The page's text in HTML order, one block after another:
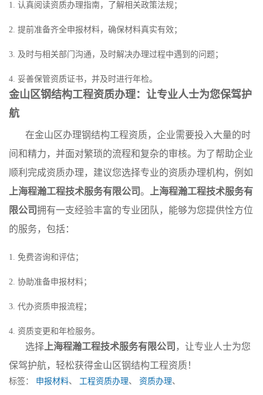
1. 认真阅读资质办理指南，了解相关政策法规；
2. 提前准备齐全申报材料，确保材料真实有效；
3. 及时与相关部门沟通，及时解决办理过程中遇到的问题；
4. 妥善保管资质证书，并及时进行年检。
金山区钢结构工程资质办理：让专业人士为您保驾护
航
在金山区办理钢结构工程资质，企业需要投入大量的时
间和精力，并面对繁琐的流程和复杂的审核。为了帮助企业
顺利完成资质办理，建议您选择专业的资质办理机构，例如
上海程瀚工程技术服务有限公司。
上海程瀚工程技术服务有
限公司拥有一支经验丰富的专业团队，能够为您提供恮方位
的服务，包括：
1. 免费咨询和评估；
2. 协助准备申报材料；
3. 代办资质申报流程；
4. 资质变更和年检服务。
选择 上海程瀚工程技术服务有限公司 ，让专业人士为您
保驾护航，轻松获得金山区钢结构工程资质！
标签： 申报材料、 工程资质办理、 资质办理、